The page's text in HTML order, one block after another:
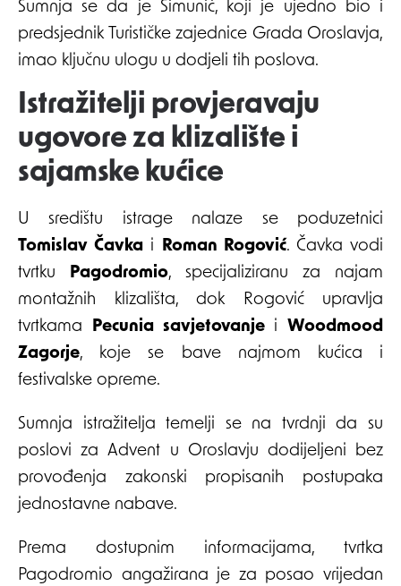
Sumnja se da je Šimunić, koji je ujedno bio i
predsjednik Turističke zajednice Grada Oroslavja,
imao ključnu ulogu u dodjeli tih poslova.
Istražitelji provjeravaju
ugovore za klizalište i
sajamske kućice
U središtu istrage nalaze se poduzetnici
Tomislav Čavka i Roman Rogović. Čavka vodi
tvrtku Pagodromio, specijaliziranu za najam
montažnih klizališta, dok Rogović upravlja
tvrtkama Pecunia savjetovanjei Woodmood
Zagorje, koje se bave najmom kućica i
festivalske opreme.
Sumnja istražitelja temelji se na tvrdnji da su
poslovi za Advent u Oroslavju dodijeljeni bez
provođenja zakonski propisanih postupaka
jednostavne nabave.
Prema dostupnim informacijama, tvrtka
Pagodromio angažirana je za posao vrijedan